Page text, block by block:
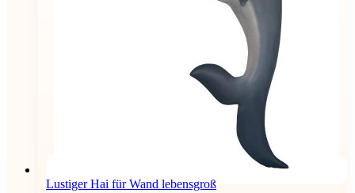
Lustiger Hai für Wand lebensgroß